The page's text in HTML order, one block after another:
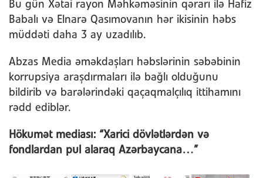
Bu gün Xətai rayon Məhkəməsinin qərarı ilə Hafiz
Babalı və Elnarə Qasımovanın hər ikisinin həbs
müddəti daha 3 ay uzadılıb.
Abzas Media əməkdaşları həbslərinin səbəbinin
korrupsiya araşdırmaları ilə bağlı olduğunu
bildirib və barələrindəki qaçaqmalçılıq ittihamını
rədd ediblər.
Hökumət mediası: “Xarici dövlətlərdən və
fondlardan pul alaraq Azərbaycana…”